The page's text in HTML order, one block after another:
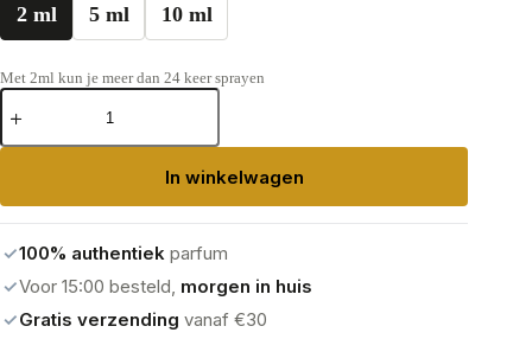
2 ml 5 ml 10 ml
Met 2ml kun je meer dan 24 keer sprayen
By
Kilian
Girl
Parfum
aantal
In winkelwagen
✓100% authentiek parfum
✓Voor 15:00 besteld, morgen in huis
✓Gratis verzending vanaf €30